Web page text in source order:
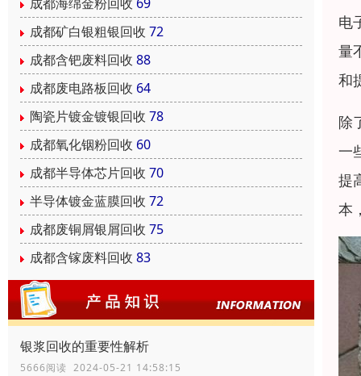
成都矿白银粗银回收 72
成都含钯废料回收 88
成都废电路板回收 64
陶瓷片镀金镀银回收 78
成都氧化铟粉回收 60
成都半导体芯片回收 70
半导体镀金蓝膜回收 72
成都废铜屑银屑回收 75
成都含镓废料回收 83
银浆回收的重要性解析
5666阅读 2024-05-21 14:58:15
电
量
和
除
一
提
本